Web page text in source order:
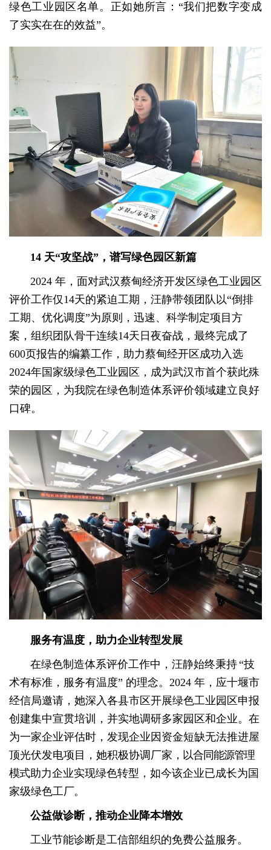
绿色工业园区名单。正如她所言：“我们把数字变成
了实实在在的效益”。
14 天“攻坚战” ，谱写绿色园区新篇
2024 年，面对武汉蔡甸经济开发区绿色工业园区
评价工作仅14天的紧迫工期，汪静带领团队以“倒排
工期、优化调度”为原则，迅速、科学制定项目方
案，组织团队骨干连续14天日夜奋战，最终完成了
600页报告的编纂工作，助力蔡甸经开区成功入选
2024年国家级绿色工业园区，成为武汉市首个获此殊
荣的园区，为我院在绿色制造体系评价领域建立良好
口碑。
服务有温度，助力企业转型发展
在绿色制造体系评价工作中，汪静始终秉持“技
术有标准，服务有温度” 的理念。2024 年，应十堰市
经信局邀请，她深入各县市区开展绿色工业园区申报
创建集中宣贯培训，并实地调研多家园区和企业。在
为一家企业评估时，发现企业因资金短缺无法推进屋
顶光伏发电项目，她积极协调厂家 ，以合同能源管理
模式助力企业实现绿色转型，如今该企业已成长为国
家级绿色工厂。
公益做诊断， 推动企业降本增效
工业节能诊断是工信部组织的免费公益服务。